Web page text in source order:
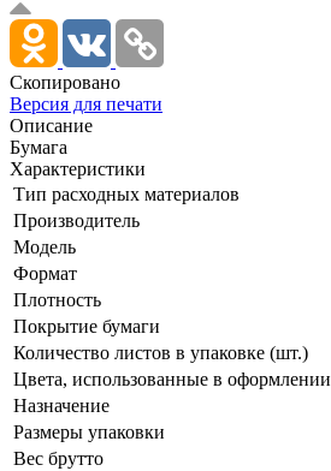
Скопировано
Версия для печати
Описание
Бумага
Характеристики
Тип расходных материалов
Производитель
Модель
Формат
Плотность
Покрытие бумаги
Количество листов в упаковке (шт.)
Цвета, использованные в оформлении
Назначение
Размеры упаковки
Вес брутто